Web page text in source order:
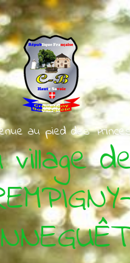
au pied des
village